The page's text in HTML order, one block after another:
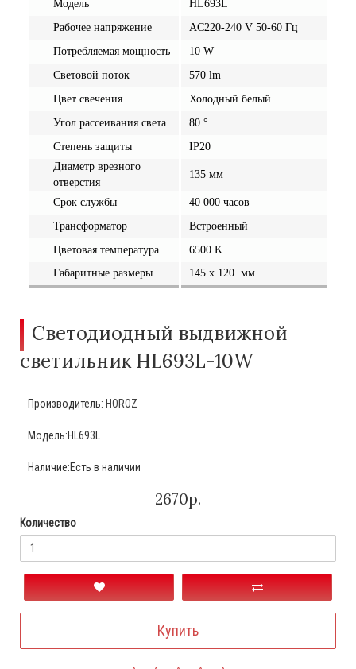
Модель
HL693L
Рабочее напряжение
AC220-240 V 50-60 Гц
Потребляемая мощность
10 W
Световой поток
570 lm
Цвет свечения
Холодный белый
Угол рассеивания света
80 °
Степень защиты
IP20
Диаметр врезного
отверстия
135 мм
Срок службы
40 000 часов
Трансформатор
Встроенный
Цветовая температура
6500 K
Габаритные размеры
145 x 120 мм
Светодиодный выдвижной
светильник HL693L-10W
Производитель: HOROZ
Модель:HL693L
Наличие:Есть в наличии
2670р.
Количество
Купить